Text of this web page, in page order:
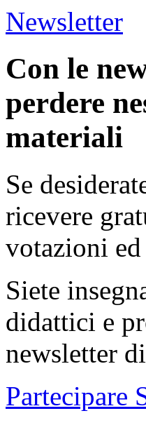
Newsletter
Con le
perdere
materiali
Se
ricevere
votazioni
Siete
didattici e
newsletter di
Partecipare